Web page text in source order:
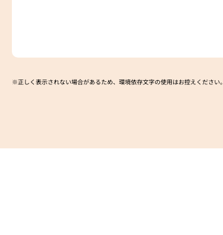
※正しく表示されない場合があるため、環境依存文字の使用はお控えください。​